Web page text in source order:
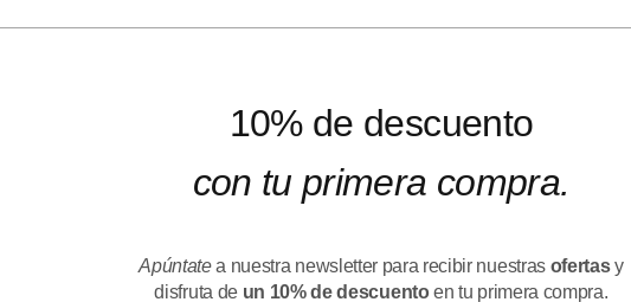
10% de descuento
con tu primera compra.
Apúntatea nuestra newsletter para recibir nuestras ofertasy
disfruta de un 10% de descuentoen tu primera compra.